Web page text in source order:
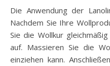
Die Anwendung der
Nachdem Sie Ihre
Sie die Wollkur
auf. Massieren Sie die
einziehen kann.